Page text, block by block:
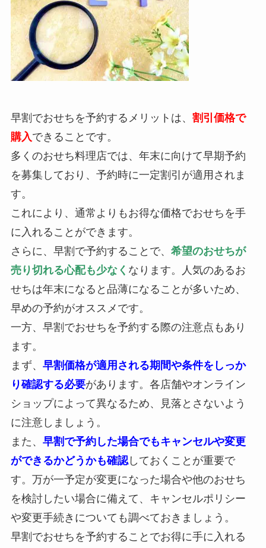
早割でおせちを予約するメリットは、 割引価格で
購入できることです。
多くのおせち料理店では、年末に向けて早期予約
を募集しており、予約時に一定割引が適用されま
す。
これにより、通常よりもお得な価格でおせちを手
に入れることができます。
さらに、早割で予約することで、 希望のおせちが
売り切れる心配も少なく なります。人気のあるお
せちは年末になると品薄になることが多いため、
早めの予約がオススメです。
一方、早割でおせちを予約する際の注意点もあり
ます。
まず、 早割価格が適用される期間や条件をしっか
り確認する必要があります。各店舗やオンライン
ショップによって異なるため、見落とさないよう
に注意しましょう。
また、 早割で予約した場合でもキャンセルや変更
ができるかどうかも確認しておくことが重要で
す。万が一予定が変更になった場合や他のおせち
を検討したい場合に備えて、キャンセルポリシー
や変更手続きについても調べておきましょう。
早割でおせちを予約することでお得に手に入れる